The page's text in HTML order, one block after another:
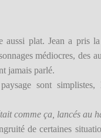
plat. Jean a pris
médiocres, des
jamais parlé.
sont simplistes,
comme ça, lancés au
de certaines